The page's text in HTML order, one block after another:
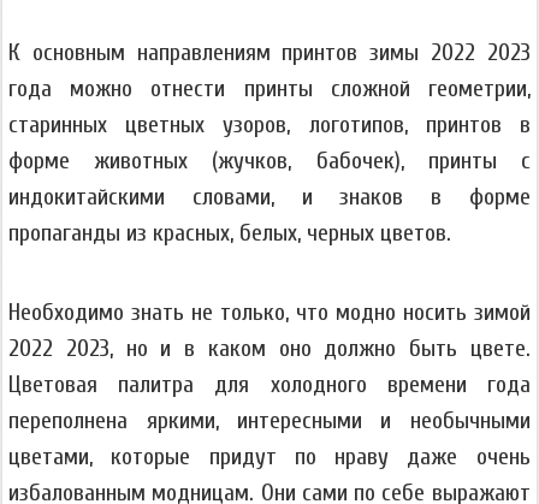
К основным направлениям принтов зимы 2022 2023
года можно отнести принты сложной геометрии,
старинных цветных узоров, логотипов, принтов в
форме животных (жучков, бабочек), принты с
индокитайскими словами, и знаков в форме
пропаганды из красных, белых, черных цветов.
Необходимо знать не только, что модно носить зимой
2022 2023, но и в каком оно должно быть цвете.
Цветовая палитра для холодного времени года
переполнена яркими, интересными и необычными
цветами, которые придут по нраву даже очень
избалованным модницам. Они сами по себе выражают